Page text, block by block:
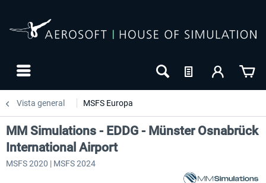
Vista general MSFS Europa
MM Simulations - EDDG - Münster Osnabrück
International Airport
MSFS 2020 | MSFS 2024